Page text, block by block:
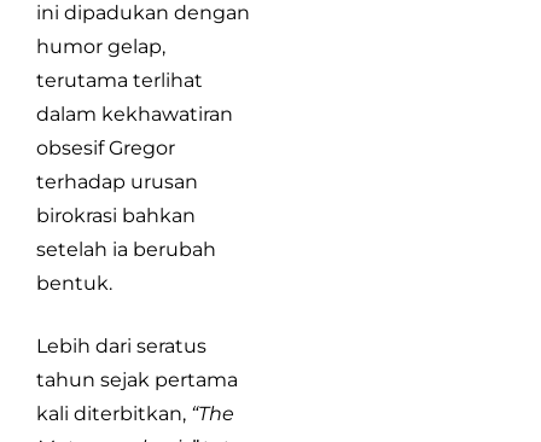
ini dipadukan dengan
humor gelap,
terutama terlihat
dalam kekhawatiran
obsesif Gregor
terhadap urusan
birokrasi bahkan
setelah ia berubah
bentuk.
Lebih dari seratus
tahun sejak pertama
kali diterbitkan, “The